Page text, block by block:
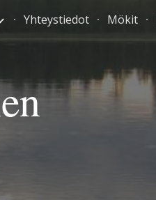
Yhteystiedot Mökit